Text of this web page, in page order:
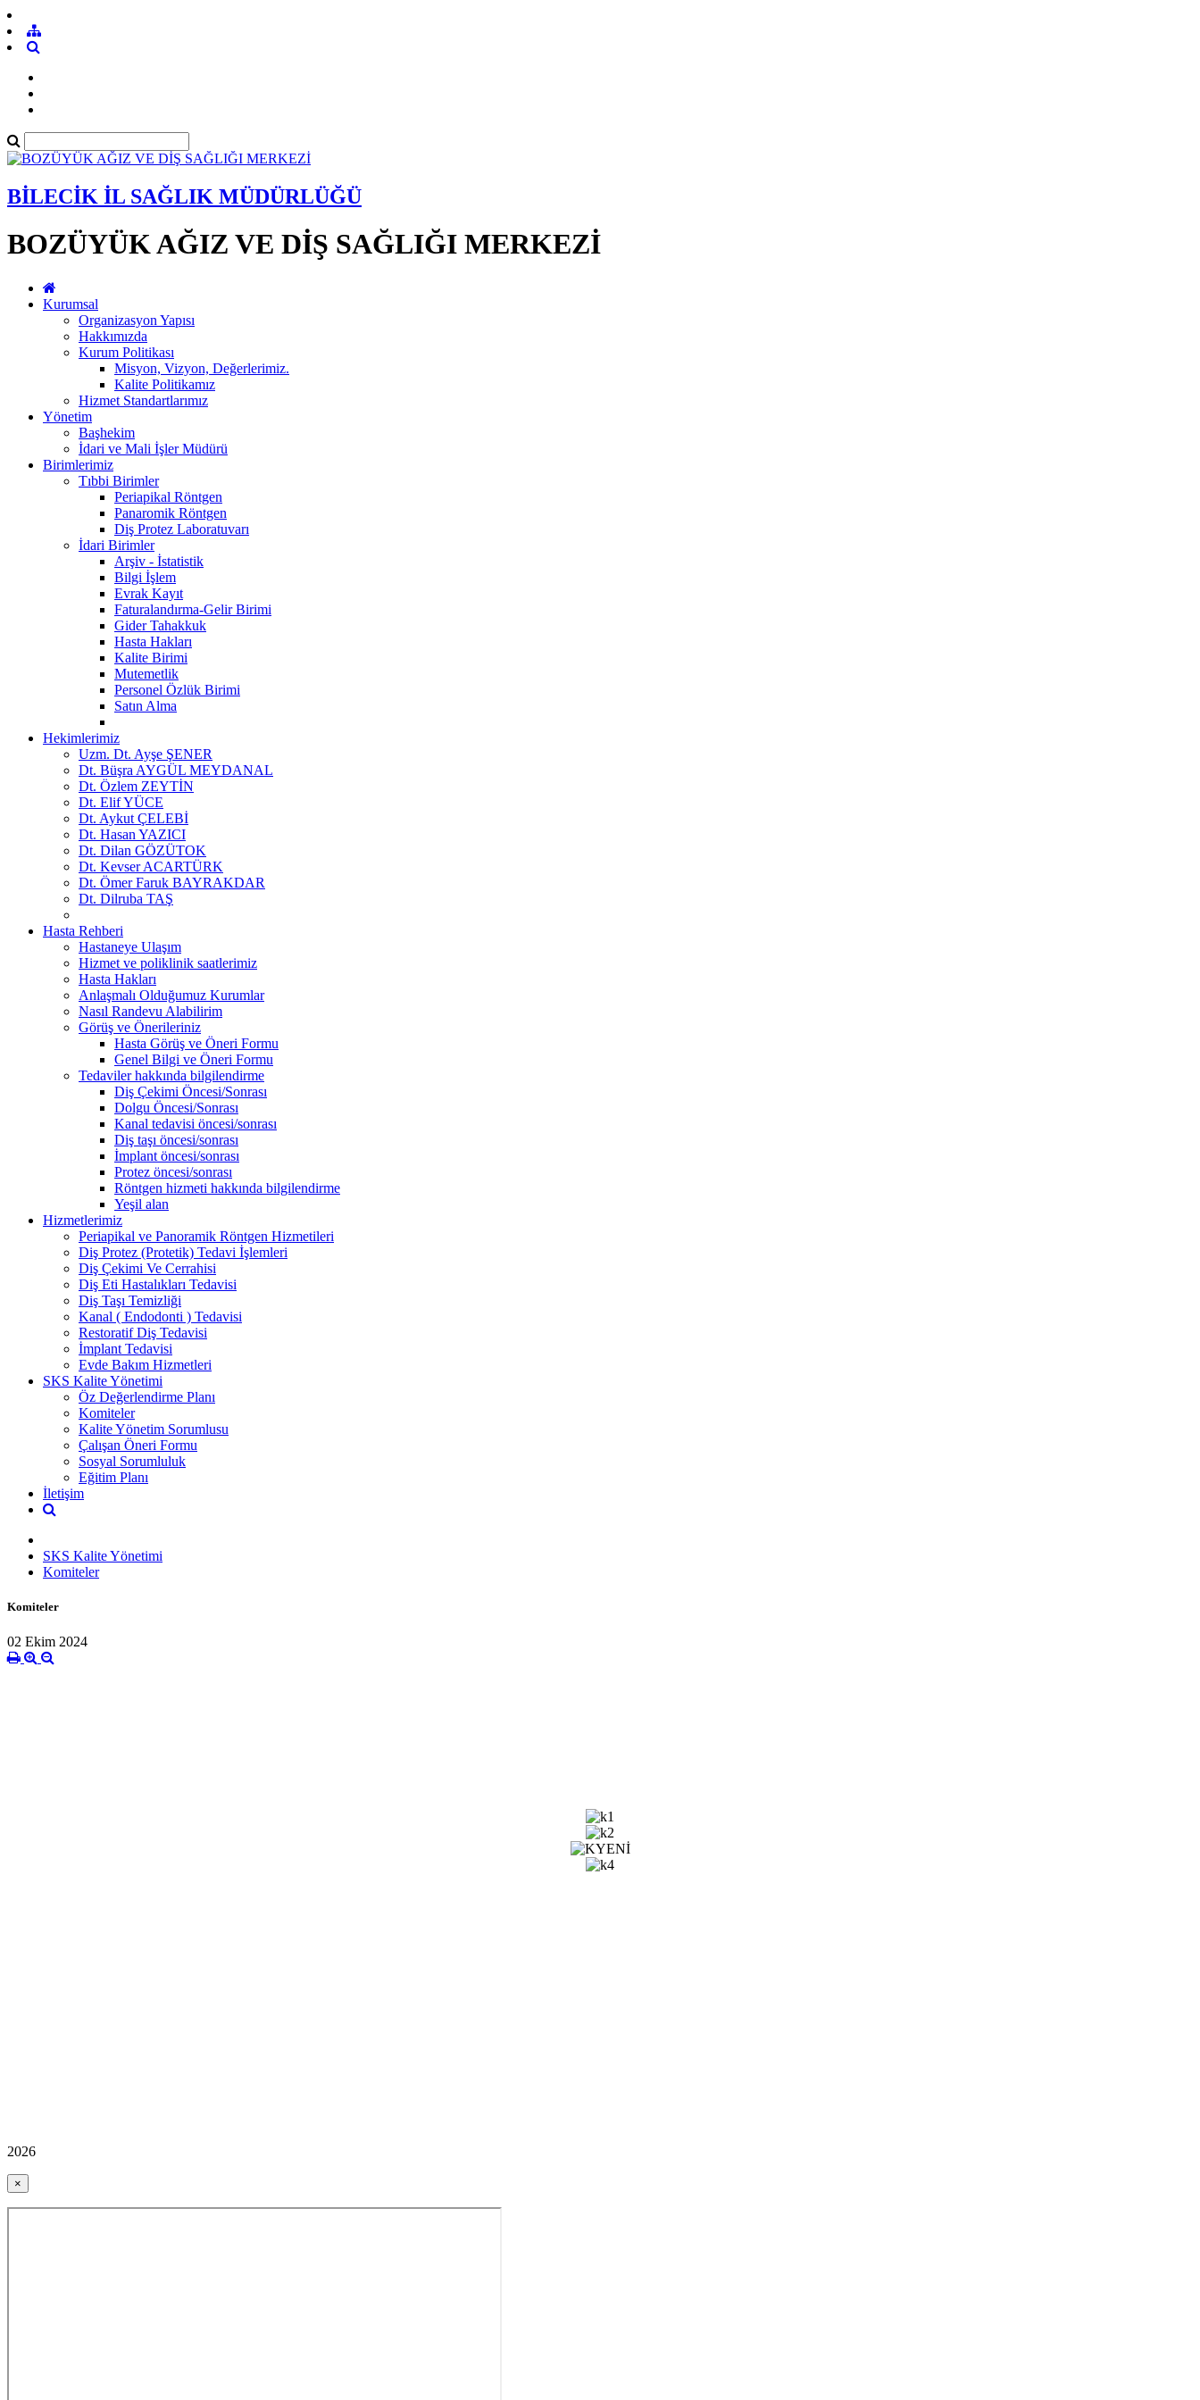
BİLECİK İL SAĞLIK MÜDÜRLÜĞÜ
BOZÜYÜK AĞIZ VE DİŞ SAĞLIĞI MERKEZİ
Kurumsal
Organizasyon Yapısı
Hakkımızda
Kurum Politikası
Misyon, Vizyon, Değerlerimiz.
Kalite Politikamız
Hizmet Standartlarımız
Yönetim
Başhekim
İdari ve Mali İşler Müdürü
Birimlerimiz
Tıbbi Birimler
Periapikal Röntgen
Panaromik Röntgen
Diş Protez Laboratuvarı
İdari Birimler
Arşiv - İstatistik
Bilgi İşlem
Evrak Kayıt
Faturalandırma-Gelir Birimi
Gider Tahakkuk
Hasta Hakları
Kalite Birimi
Mutemetlik
Personel Özlük Birimi
Satın Alma
Hekimlerimiz
Uzm. Dt. Ayşe ŞENER
Dt. Büşra AYGÜL MEYDANAL
Dt. Özlem ZEYTİN
Dt. Elif YÜCE
Dt. Aykut ÇELEBİ
Dt. Hasan YAZICI
Dt. Dilan GÖZÜTOK
Dt. Kevser ACARTÜRK
Dt. Ömer Faruk BAYRAKDAR
Dt. Dilruba TAŞ
Hasta Rehberi
Hastaneye Ulaşım
Hizmet ve poliklinik saatlerimiz
Hasta Hakları
Anlaşmalı Olduğumuz Kurumlar
Nasıl Randevu Alabilirim
Görüş ve Önerileriniz
Hasta Görüş ve Öneri Formu
Genel Bilgi ve Öneri Formu
Tedaviler hakkında bilgilendirme
Diş Çekimi Öncesi/Sonrası
Dolgu Öncesi/Sonrası
Kanal tedavisi öncesi/sonrası
Diş taşı öncesi/sonrası
İmplant öncesi/sonrası
Protez öncesi/sonrası
Röntgen hizmeti hakkında bilgilendirme
Yeşil alan
Hizmetlerimiz
Periapikal ve Panoramik Röntgen Hizmetileri
Diş Protez (Protetik) Tedavi İşlemleri
Diş Çekimi Ve Cerrahisi
Diş Eti Hastalıkları Tedavisi
Diş Taşı Temizliği
Kanal ( Endodonti ) Tedavisi
Restoratif Diş Tedavisi
İmplant Tedavisi
Evde Bakım Hizmetleri
SKS Kalite Yönetimi
Öz Değerlendirme Planı
Komiteler
Kalite Yönetim Sorumlusu
Çalışan Öneri Formu
Sosyal Sorumluluk
Eğitim Planı
İletişim
SKS Kalite Yönetimi
Komiteler
Komiteler
02 Ekim 2024
2026
×